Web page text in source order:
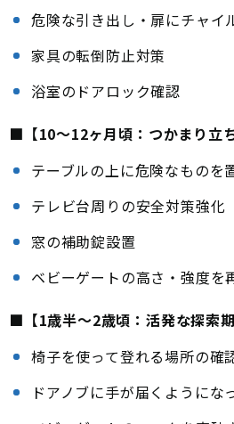
危険な引き出し・扉にチャイ
家具の転倒防止対策
浴室のドアロック確認
■【10〜12ヶ月頃：つかまり立
テーブルの上に危険なものを
テレビ台周りの安全対策強化
窓の補助錠設置
ベビーゲートの高さ・強度を
■【1歳半〜2歳頃：活発な探索期
椅子を使って登れる場所の確
ドアノブに手が届くようにな